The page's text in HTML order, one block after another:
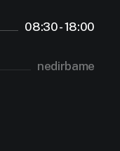
08:30 - 18:00
nedirbame